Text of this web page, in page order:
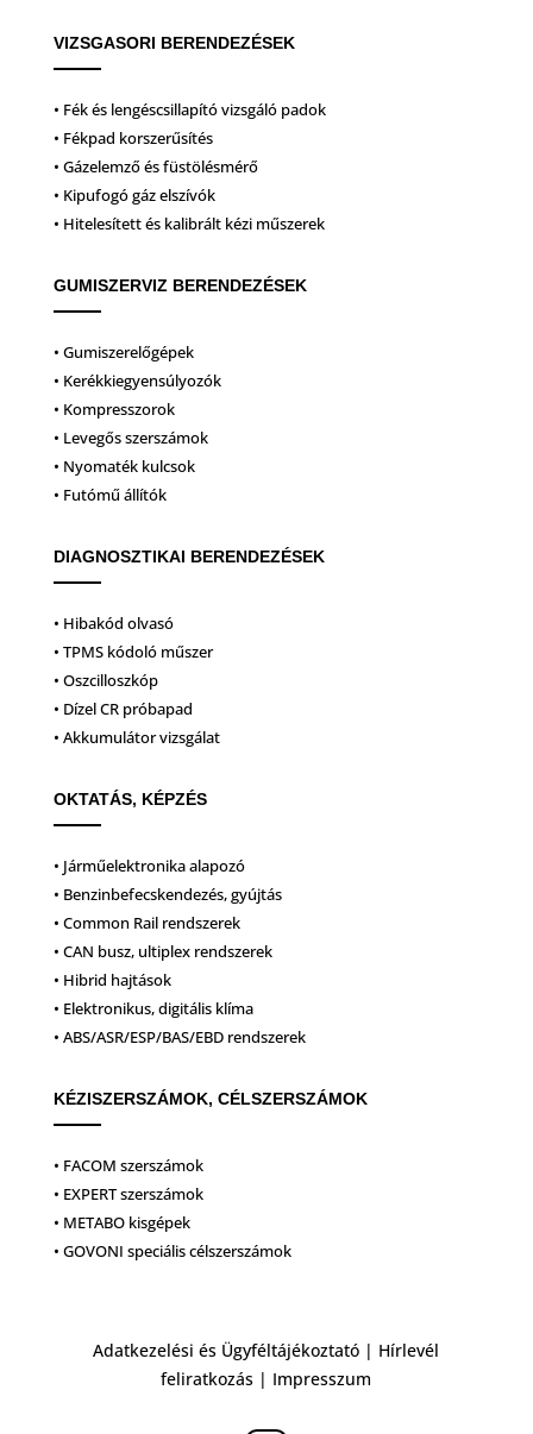
VIZSGASORI BERENDEZÉSEK
• Fék és lengéscsillapító vizsgáló padok
• Fékpad korszerűsítés
• Gázelemző és füstölésmérő
• Kipufogó gáz elszívók
• Hitelesített és kalibrált kézi műszerek
GUMISZERVIZ BERENDEZÉSEK
• Gumiszerelőgépek
• Kerékkiegyensúlyozók
• Kompresszorok
• Levegős szerszámok
• Nyomaték kulcsok
• Futómű állítók
DIAGNOSZTIKAI BERENDEZÉSEK
• Hibakód olvasó
• TPMS kódoló műszer
• Oszcilloszkóp
• Dízel CR próbapad
• Akkumulátor vizsgálat
OKTATÁS, KÉPZÉS
• Járműelektronika alapozó
• Benzinbefecskendezés, gyújtás
• Common Rail rendszerek
• CAN busz, ultiplex rendszerek
• Hibrid hajtások
• Elektronikus, digitális klíma
• ABS/ASR/ESP/BAS/EBD rendszerek
KÉZISZERSZÁMOK, CÉLSZERSZÁMOK
• FACOM szerszámok
• EXPERT szerszámok
• METABO kisgépek
• GOVONI speciális célszerszámok
Adatkezelési és Ügyféltájékoztató | Hírlevél
feliratkozás | Impresszum